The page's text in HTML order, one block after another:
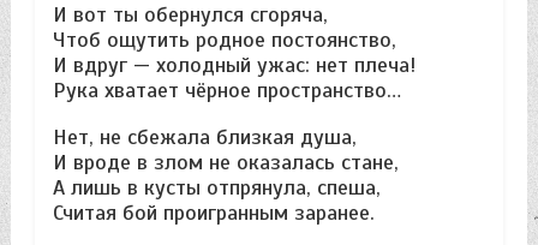
И вот ты обернулся сгоряча,
Чтоб ощутить родное постоянство,
И вдруг — холодный ужас: нет плеча!
Рука хватает чёрное пространство…
Нет, не сбежала близкая душа,
И вроде в злом не оказалась стане,
А лишь в кусты отпрянула, спеша,
Считая бой проигранным заранее.